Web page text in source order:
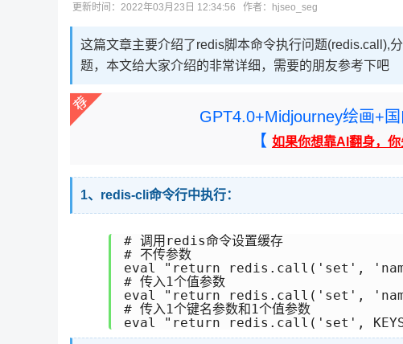
更新时间：2022年03月23日 12:34:56 作者：hjseo_seg
这篇文章主要介绍了redis脚本命令执行问题(redis.call),
题，本文给大家介绍的非常详细，需要的朋友参考下吧
GPT4.0+Midjourney绘画+
【 如果你想靠AI翻身，你
1、redis-cli命令行中执行：
# 调用redis命令设置缓存
# 不传参数
eval "return redis.call('set',
# 传入1个值参数
eval "return redis.call('set',
# 传入1个键名参数和1个值参数
eval "return redis.call('set',